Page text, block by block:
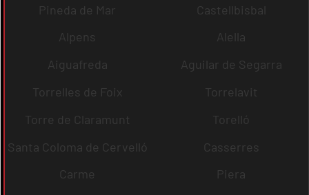
Pineda de Mar
Castellbisbal
Alpens
Alella
Aiguafreda
Aguilar de Segarra
Torrelles de Foix
Torrelavit
Torre de Claramunt
Torelló
Santa Coloma de Cervelló
Casserres
Carme
Piera